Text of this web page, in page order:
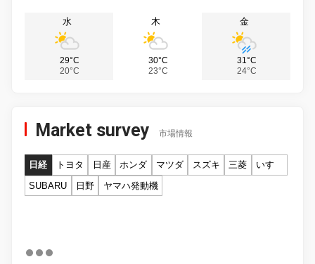
水
29°C
20°C
木
30°C
23°C
金
31°C
24°C
Market survey 市場情報
日経 トヨタ 日産 ホンダ マツダ スズキ 三菱
いすゞ
SUBARU
日野 ヤマハ発動機